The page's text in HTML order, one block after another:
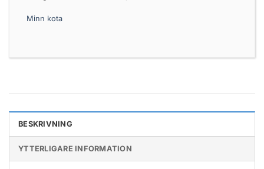
Minn kota
BESKRIVNING
YTTERLIGARE INFORMATION